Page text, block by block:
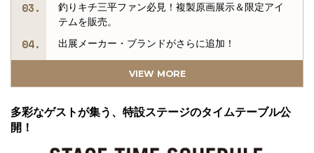
釣りキチ三平ファン必見！複製原画展示＆限定アイ
テムを販売。
出展メーカー・ブランドがさらに追加！
タンプラリー開催。
いよいよ今月末開催！チケットの購入はお早めに。
VIEW MORE
多彩なゲストが集う、特設ステージのタイムテーブル公
開！